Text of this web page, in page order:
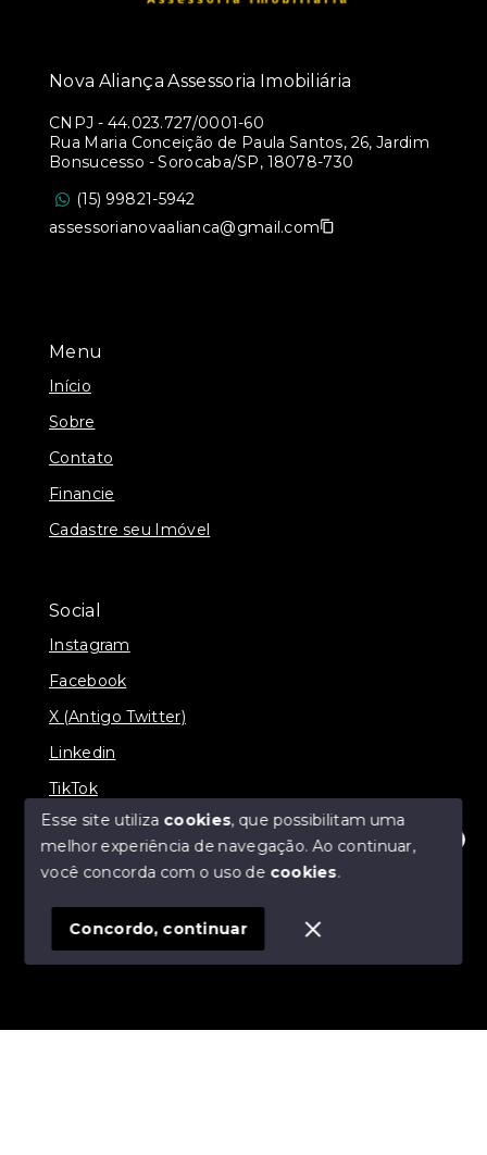
Olá! Estamos disponíveis para te ajudar.
Menu
Início
Sobre
Contato
Financie
Cadastre seu Imóvel
Social
Instagram
Facebook
X (Antigo Twitter)
Linkedin
TikTok
© Copyright 2026 - Nova Aliança Assessoria Imobiliária
SITE PARA IMOBILIARIA
Nova Aliança Assessoria Imobiliária
CNPJ - 44.023.727/0001-60
Rua Maria Conceição de Paula Santos, 26, Jardim
Bonsucesso - Sorocaba/SP, 18078-730
(15) 99821-5942
assessorianovaalianca@gmail.com
Esse site utiliza cookies, que possibilitam uma
melhor experiência de navegação.Ao continuar,
você concorda com o uso de cookies.
Concordo, continuar